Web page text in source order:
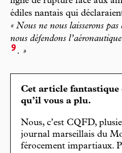
édiles nantais qui
« Nous ne nous laisserons
nous défendons
9 . »
Cet article fantastique
qu’il vous a plu.
Nous, c’est CQFD,
journal marseillais du
férocement impartiaux.